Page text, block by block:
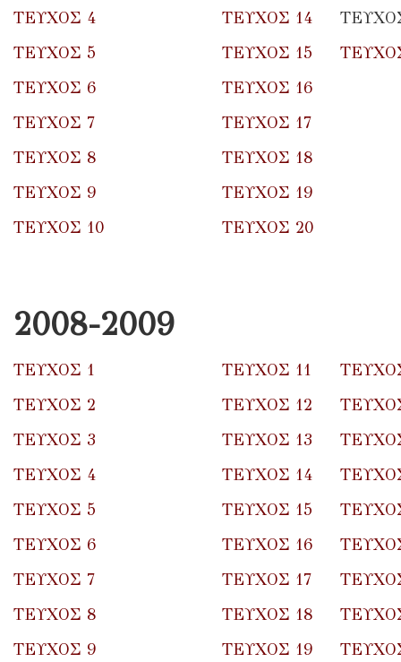
ΤΕΥΧΟΣ 4
ΤΕΥΧΟΣ 14
ΤΕΥΧΟΣ 5
ΤΕΥΧΟΣ 15
ΤΕΥΧΟΣ 6
ΤΕΥΧΟΣ 16
ΤΕΥΧΟΣ 7
ΤΕΥΧΟΣ 17
ΤΕΥΧΟΣ 8
ΤΕΥΧΟΣ 18
ΤΕΥΧΟΣ 9
ΤΕΥΧΟΣ 19
ΤΕΥΧΟΣ 10
ΤΕΥΧΟΣ 20
2008-2009
ΤΕΥΧΟΣ 1 ΤΕΥΧΟΣ 11
ΤΕΥΧΟΣ 2
ΤΕΥΧΟΣ 12
ΤΕΥΧΟΣ 3
ΤΕΥΧΟΣ 13
ΤΕΥΧΟΣ 4
ΤΕΥΧΟΣ 14
ΤΕΥΧΟΣ 5
ΤΕΥΧΟΣ 15
ΤΕΥΧΟΣ 6
ΤΕΥΧΟΣ 16
ΤΕΥΧΟΣ 7
ΤΕΥΧΟΣ 17
ΤΕΥΧΟΣ 8
ΤΕΥΧΟΣ 18
ΤΕΥΧΟΣ 9
ΤΕΥΧΟΣ 19